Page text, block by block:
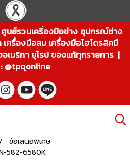
ศูนย์รวมเครื่องมือช่าง อุปกรณ์ช่าง
ครื่องมือลม เครื่องมือไฮโดรลิคมื
มริกา ยุโรป ของแท้ทุกรายการ |
: @tpqonline
ข้อเสนอพิเศษ
582-6580K